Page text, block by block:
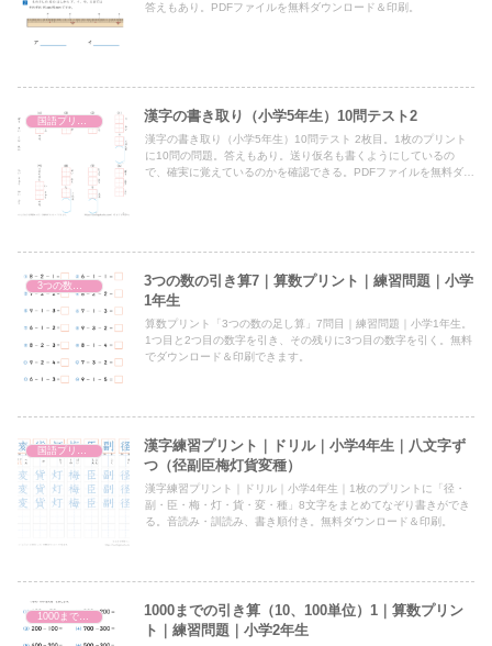
答えもあり。PDFファイルを無料ダウンロード＆印刷。
国語プリント 漢字の書き取り（小学5年生）10問テスト2
漢字の書き取り（小学5年生）10問テスト 2枚目。1枚のプリント
に10問の問題。答えもあり。送り仮名も書くようにしているの
で、確実に覚えているのかを確認できる。PDFファイルを無料ダウ
3つの数の引き算
3つの数の引き算7｜算数プリント｜練習問題｜小学
1年生
算数プリント「3つの数の足し算」7問目｜練習問題｜小学1年生。
1つ目と2つ目の数字を引き、その残りに3つ目の数字を引く。無料
でダウンロード＆印刷できます。
国語プリント
漢字練習プリント｜ドリル｜小学4年生｜八文字ず
つ（径副臣梅灯貨変種）
漢字練習プリント｜ドリル｜小学4年生｜1枚のプリントに「径・
副・臣・梅・灯・貨・変・種」8文字をまとめてなぞり書きができ
る。音読み・訓読み、書き順付き。無料ダウンロード＆印刷。
1000までの引き算（10、100単位）1｜算数プリン
ト｜練習問題｜小学2年生